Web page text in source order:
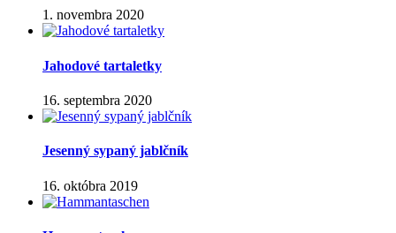
1. novembra 2020
Jahodové tartaletky
16. septembra 2020
Jesenný sypaný jablčník
16. októbra 2019